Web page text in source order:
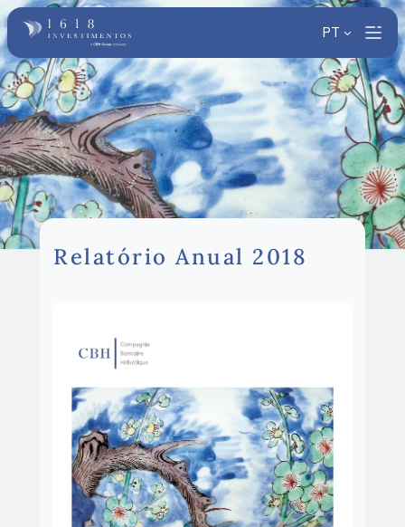
PT
Relatório Anual 2018